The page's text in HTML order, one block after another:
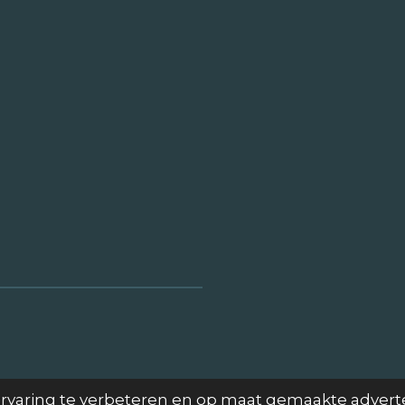
te verbeteren en op maat gemaakte